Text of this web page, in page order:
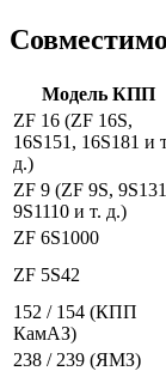
Модель КПП
ZF 16 (ZF 16S,
16S151, 16S181 и
д.)
ZF 9 (ZF 9S,
9S1110 и т. д.)
ZF 6S1000
ZF 5S42
152 / 154 (КПП
КамАЗ)
238 / 239 (ЯМЗ)